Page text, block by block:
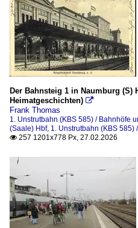
2023
2025
Historische Bilder
Bahnhöfe
Güterzüge
Zugverkehr in
Personenzüge
2011
2015
2022
2023
2015
2016
2019
2020
2020
2021
2022
2025
2026
Der Bahnsteig 1 in Naumburg (S)
Heimatgeschichten) 
Frank Thomas
1. Unstrutbahn (KBS 585) / Bahnhöfe
(Saale) Hbf, 1. Unstrutbahn (KBS 585)
 257 1201x778 Px, 27.02.2026